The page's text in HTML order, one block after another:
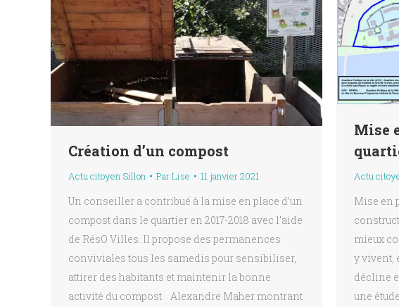
Création d’un compost
Actu citoyen Sillon ParLise 11 janvier 2021
Un conseiller a contribué à la mise en place d’un
compost dans le quartier en 2017-2018 avec l’aide
de RésO Villes. Il propose des permanences
conviviales tous les samedis pour sensibiliser,
attirer des habitants et maintenir la bonne
activité du compost. Alexandre Maher montrant
Mise
Actu
Mise en
mieux
y vivent,
décline
une